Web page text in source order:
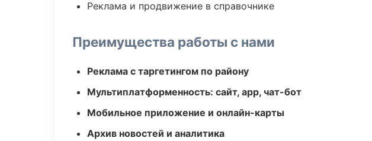
Реклама и продвижение в справочнике
Преимущества работы с нами
Реклама с таргетингом по району
Мультиплатформенность: сайт, app, чат-бот
Мобильное приложение и онлайн-карты
Архив новостей и аналитика